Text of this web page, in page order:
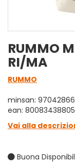
RUMMO
RI/MA
RUMMO
minsan:
ean:
Vai alla
Buona